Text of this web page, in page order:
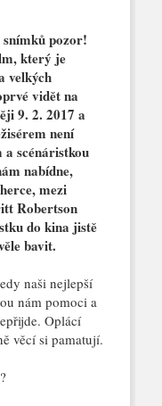
pozor!
který je
velkých
vidět na
9. 2. 2017 a
není
scénáristkou
nabídne,
mezi
Robertson
do kina jistě
bavit.
naši nejlepší
nám pomoci a
Oplácí
věcí si pamatují.